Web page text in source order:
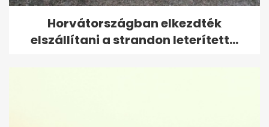
Horvátországban elkezdték
elszállítani a strandon leterített...